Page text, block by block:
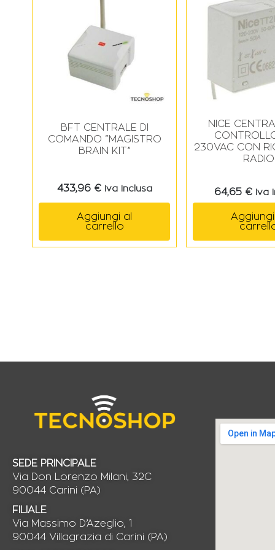
BFT CENTRALE DI
COMANDO “MAGISTRO
BRAIN KIT”
433,96 € Iva Inclusa
Aggiungi al
carrello
NICE
230VAC CON
RADIO
64,65 € Iva
Aggiungi
SEDE PRINCIPALE
Via Don Lorenzo Milani, 32C
90044 Carini (PA)
FILIALE
Via Massimo D’Azeglio, 1
90044 Villagrazia di Carini (PA)